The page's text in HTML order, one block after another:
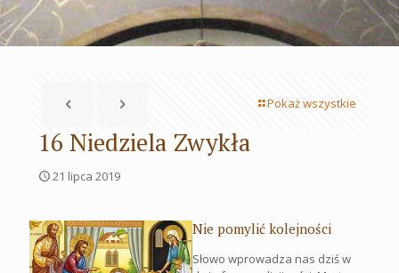
Pokaż wszystkie
16 Niedziela Zwykła
21 lipca 2019
Nie pomylić kolejności
Słowo wprowadza nas dziś w